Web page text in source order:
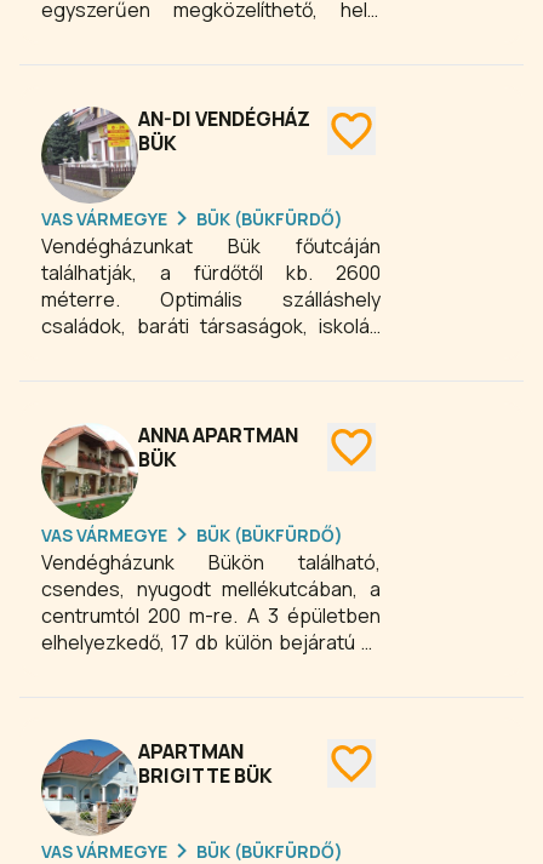
megtartására, mind aktív
egyszerűen megközelíthető, helyi
re. Zárt parkolónkban körülbelül 30
Éttermünkben házias ételekkel, szolid
árakkal, panziónkban otthonos, olcsó
szobákkal várjuk kedves
vendégeinket. Különtermeinkben
vállaljuk családi összejövetelek,
lakodalmak és egyéb rendezvények
lebonyolítását.
AN-DI VENDÉGHÁZ
BÜK
VAS VÁRMEGYE BÜK (BÜKFÜRDŐ)
Vendégházunkat Bük főutcáján
találhatják, a fürdőtől kb. 2600
méterre. Optimális szálláshely
családok, baráti társaságok, iskolás
ANNA APARTMAN
BÜK
VAS VÁRMEGYE BÜK (BÜKFÜRDŐ)
Vendégházunk Bükön található,
csendes, nyugodt mellékutcában, a
centrumtól 200 m-re. A 3 épületben
elhelyezkedő, 17 db külön bejáratú 2-
berendezett 30, 45, 55 m2-es
van hűtőszekrénnyel, a
fürdőszobában tusoló, WC.
APARTMAN
BRIGITTE BÜK
VAS VÁRMEGYE BÜK (BÜKFÜRDŐ)